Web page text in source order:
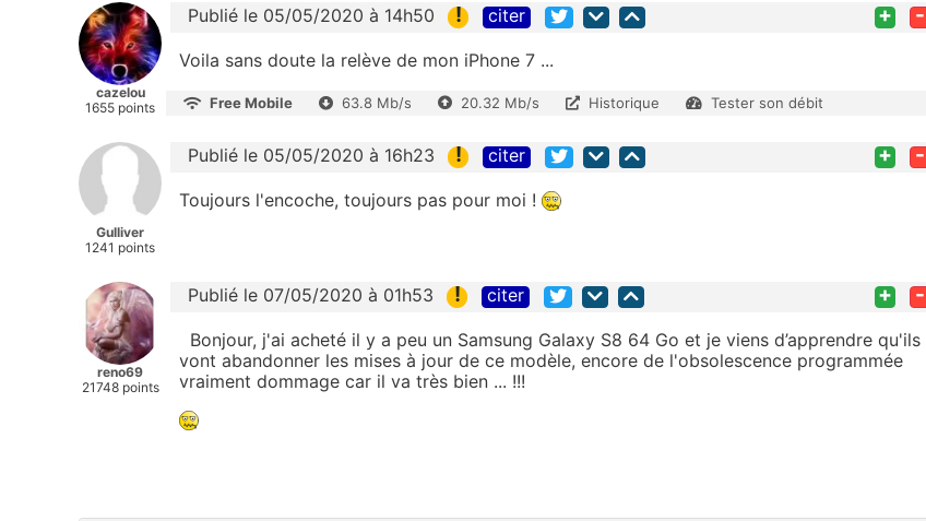
cazelou
1655 points
Publié le 05/05/2020 à 14h50 ! citer + -
Voila sans doute la relève de mon iPhone 7 ...
Free Mobile 63.8 Mb/s 20.32 Mb/s Historique Tester son débit
Gulliver
1241 points
Publié le 05/05/2020 à 16h23 ! citer + -
Toujours l'encoche, toujours pas pour moi !
reno69
21748 points
Publié le 07/05/2020 à 01h53 ! citer + -
Bonjour, j'ai acheté il y a peu un Samsung Galaxy S8 64 Go et je viens d’apprendre qu'ils
vont abandonner les mises à jour de ce modèle, encore de l'obsolescence programmée
vraiment dommage car il va très bien ... !!!